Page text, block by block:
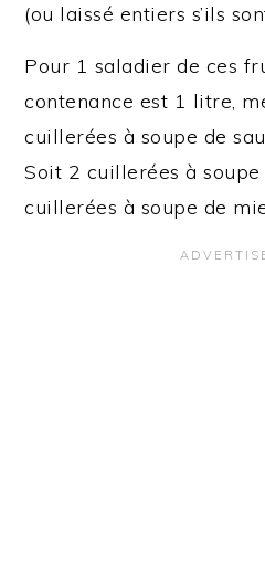
(ou laissé entiers s’ils
Pour 1 saladier de ces
contenance est 1 litre,
cuillerées à soupe de
Soit 2 cuillerées à
cuillerées à soupe de